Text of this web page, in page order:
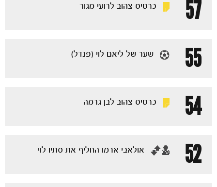
כרטיסים
57 כרטיס צהוב לרועי מגור
55 שער של ליאם לוי (פנדל)
54 כרטיס צהוב לבן גרמה
52 ‏אולאבי ארמו החליף את סתיו לוי